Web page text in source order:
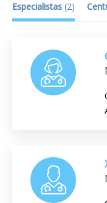
Especialistas (2)